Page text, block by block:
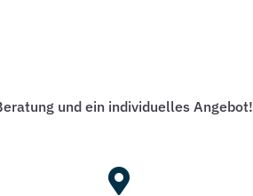
und ein individuelles Angebot!
